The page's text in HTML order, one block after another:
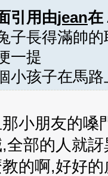
引用由jean在
子長得滿帥
一提
小孩子在馬
小朋友的嗓
全部的人就
的啊,好好